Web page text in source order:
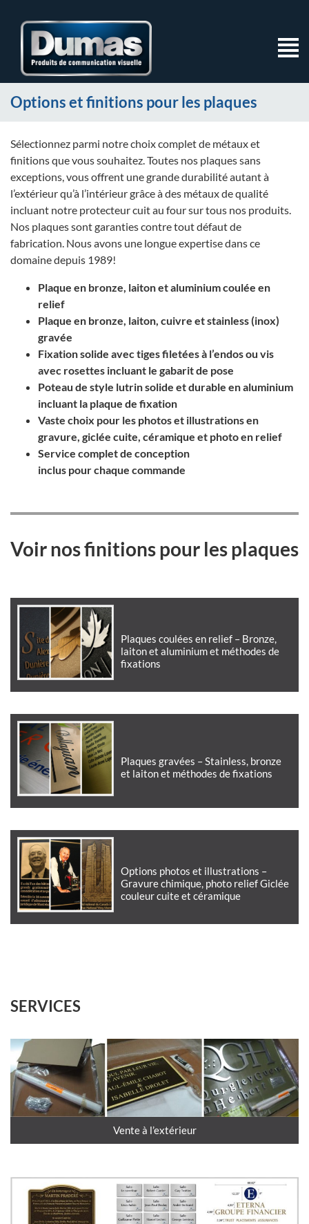
Options et finitions pour les plaques
Sélectionnez parmi notre choix complet de métaux et
finitions que vous souhaitez. Toutes nos plaques sans
exceptions, vous offrent une grande durabilité autant à
l’extérieur qu’à l’intérieur grâce à des métaux de qualité
incluant notre protecteur cuit au four sur tous nos produits.
Nos plaques sont garanties contre tout défaut de
fabrication. Nous avons une longue expertise dans ce
domaine depuis 1989!
Plaque en bronze, laiton et aluminium coulée en
relief
Plaque en bronze, laiton, cuivre et stainless (inox)
gravée
Fixation solide avec tiges filetées à l’endos ou vis
avec rosettes incluant le gabarit de pose
Poteau de style lutrin solide et durable en aluminium
incluant la plaque de fixation
Vaste choix pour les photos et illustrations en
gravure, giclée cuite, céramique et photo en relief
Service complet de conception
inclus pour chaque commande
Voir nos finitions pour les plaques
Plaques coulées en relief – Bronze,
laiton et aluminium et méthodes de
fixations
Plaques gravées – Stainless, bronze
et laiton et méthodes de fixations
Options photos et illustrations –
Gravure chimique, photo relief Giclée
couleur cuite et céramique
SERVICES
Vente à l’extérieur